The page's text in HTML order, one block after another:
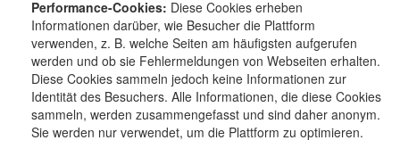
Performance-Cookies: Diese Cookies erheben
Informationen darüber, wie Besucher die Plattform
verwenden, z. B. welche Seiten am häufigsten aufgerufen
werden und ob sie Fehlermeldungen von Webseiten erhalten.
Diese Cookies sammeln jedoch keine Informationen zur
Identität des Besuchers. Alle Informationen, die diese Cookies
sammeln, werden zusammengefasst und sind daher anonym.
Sie werden nur verwendet, um die Plattform zu optimieren.